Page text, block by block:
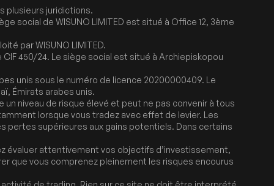
plusieurs juridictions.
social de WISUNO LIMITED est situé à Office 12, 3ème
par WISUNO LIMITED.
450/24. Le siège social est situé à Archiepiskopou
unis sous le numéro de licence 20200000409. Le
Émirats arabes unis.
niveau de risque élevé et peut ne pas convenir à tous
lorsque vous tradez avec effet de levier. Les
pertes supérieures aux gains potentiels. Dans certains
évaluer attentivement vos objectifs d’investissement,
que vous comprenez pleinement les risques encourus